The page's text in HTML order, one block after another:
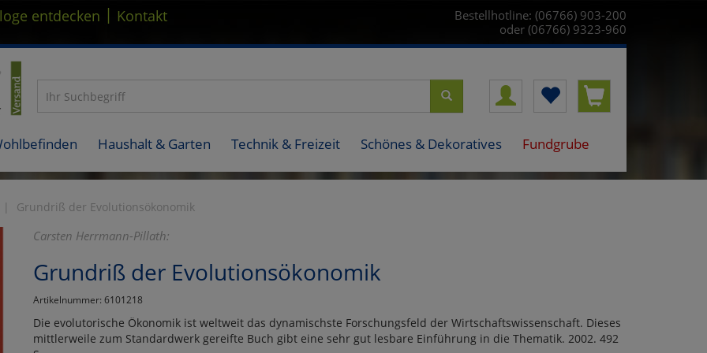
entdecken | Kontakt
Bestellhotline: (06766) 903-200
oder (06766) 9323-960
Haushalt & Garten Technik & Freizeit Schönes & Dekoratives Fundgrube
Grundriß der Evolutionsökonomik
Carsten Herrmann-Pillath:
Grundriß der Evolutionsökonomik
Artikelnummer: 6101218
Die evolutorische Ökonomik ist weltweit das dynamischste Forschungsfeld der Wirtschaftswissenschaft. Dieses
mittlerweile zum Standardwerk gereifte Buch gibt eine sehr gut lesbare Einführung in die Thematik. 2002. 492